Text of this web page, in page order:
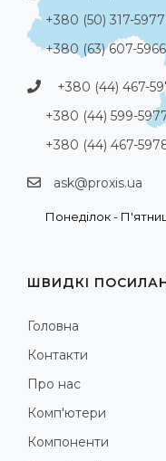
+380 (50) 317-
+380 (63) 607-
+380 (44) 467-
+380 (44) 599-
+380 (44) 467-
ask@proxis.ua
Понеділок -
ШВИДКІ
Головна
Контакти
Про нас
Комп'ютери
Компоненти